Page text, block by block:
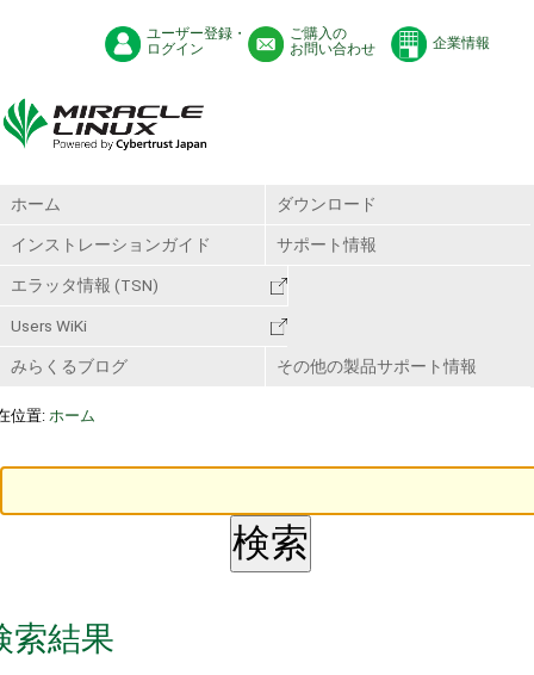
ユーザー登録・
ログイン
ご購入の
お問い合わせ
企業情報
ホーム ダウンロード
インストレーションガイド サポート情報
エラッタ情報 (TSN)
Users WiKi
みらくるブログ その他の製品サポート情報
位置: ホーム
索結果